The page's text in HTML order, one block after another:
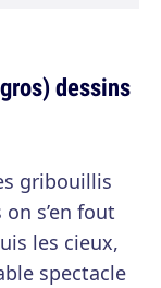
dessins
gribouillis
s’en fout
les cieux,
spectacle